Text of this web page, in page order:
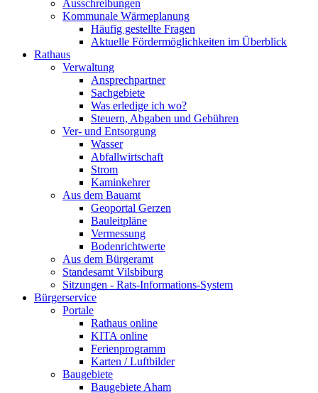
Ausschreibungen
Kommunale Wärmeplanung
Häufig gestellte Fragen
Aktuelle Fördermöglichkeiten im Überblick
Rathaus
Verwaltung
Ansprechpartner
Sachgebiete
Was erledige ich wo?
Steuern, Abgaben und Gebühren
Ver- und Entsorgung
Wasser
Abfallwirtschaft
Strom
Kaminkehrer
Aus dem Bauamt
Geoportal Gerzen
Bauleitpläne
Vermessung
Bodenrichtwerte
Aus dem Bürgeramt
Standesamt Vilsbiburg
Sitzungen - Rats-Informations-System
Bürgerservice
Portale
Rathaus online
KITA online
Ferienprogramm
Karten / Luftbilder
Baugebiete
Baugebiete Aham